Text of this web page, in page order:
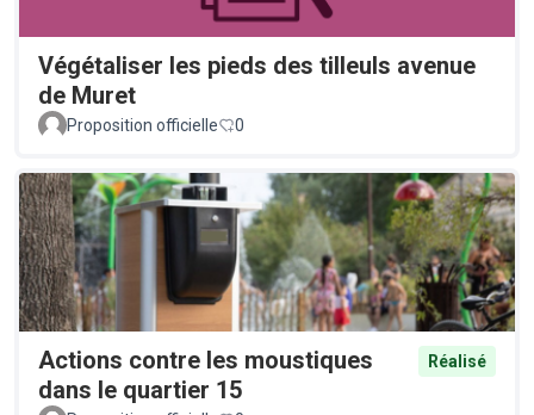
Végétaliser les pieds des tilleuls avenue
de Muret
Proposition officielle 0
Actions contre les moustiques
dans le quartier 15
Réalisé